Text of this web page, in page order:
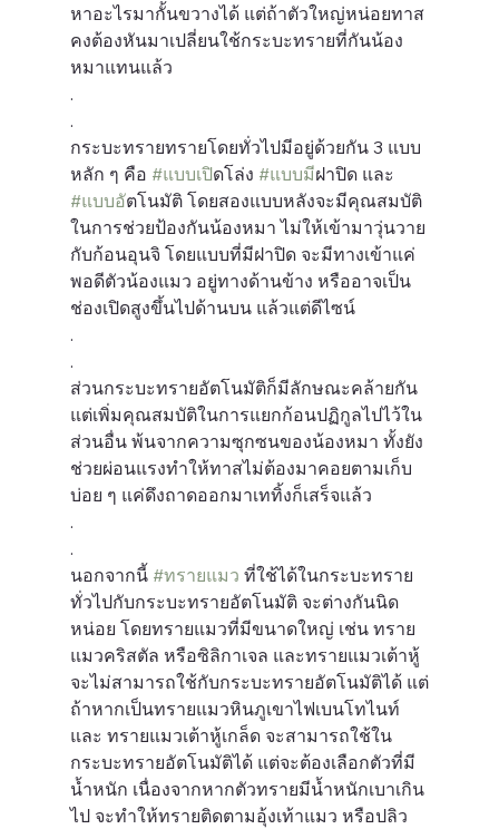
หาอะไรมากั้นขวางได้ แต่ถ้าตัวใหญ่หน่อยทาส
คงต้องหันมาเปลี่ยนใช้กระบะทรายที่กันน้อง
หมาแทนแล้ว
.
.
กระบะทรายทรายโดยทั่วไปมีอยู่ด้วยกัน 3 แบบ
หลัก ๆ คือ #แบบเปิดโล่ง #แบบมีฝาปิด และ
#แบบอัตโนมัติ โดยสองแบบหลังจะมีคุณสมบัติ
ในการช่วยป้องกันน้องหมา ไม่ให้เข้ามาวุ่นวาย
กับก้อนอุนจิ โดยแบบที่มีฝาปิด จะมีทางเข้าแค่
พอดีตัวน้องแมว อยู่ทางด้านข้าง หรืออาจเป็น
ช่องเปิดสูงขึ้นไปด้านบน แล้วแต่ดีไซน์
.
.
ส่วนกระบะทรายอัตโนมัติก็มีลักษณะคล้ายกัน
แต่เพิ่มคุณสมบัติในการแยกก้อนปฏิกูลไปไว้ใน
ส่วนอื่น พ้นจากความซุกซนของน้องหมา ทั้งยัง
ช่วยผ่อนแรงทำให้ทาสไม่ต้องมาคอยตามเก็บ
บ่อย ๆ แค่ดึงถาดออกมาเททิ้งก็เสร็จแล้ว
.
.
นอกจากนี้ #ทรายแมว ที่ใช้ได้ในกระบะทราย
ทั่วไปกับกระบะทรายอัตโนมัติ จะต่างกันนิด
หน่อย โดยทรายแมวที่มีขนาดใหญ่ เช่น ทราย
แมวคริสตัล หรือซิลิกาเจล และทรายแมวเต้าหู้
จะไม่สามารถใช้กับกระบะทรายอัตโนมัติได้ แต่
ถ้าหากเป็นทรายแมวหินภูเขาไฟเบนโทไนท์
และ ทรายแมวเต้าหู้เกล็ด จะสามารถใช้ใน
กระบะทรายอัตโนมัติได้ แต่จะต้องเลือกตัวที่มี
น้ำหนัก เนื่องจากหากตัวทรายมีน้ำหนักเบาเกิน
ไป จะทำให้ทรายติดตามอุ้งเท้าแมว หรือปลิว